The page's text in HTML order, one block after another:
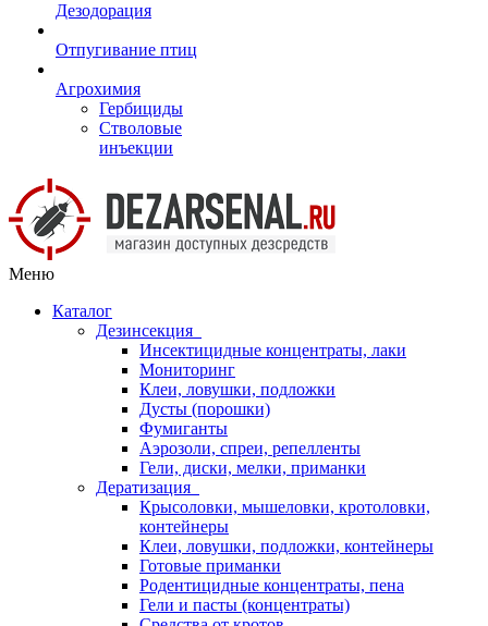
Дезодорация
Отпугивание птиц
Агрохимия
Гербициды
Стволовые
инъекции
Меню
Каталог
Дезинсекция
Инсектицидные концентраты, лаки
Мониторинг
Клеи, ловушки, подложки
Дусты (порошки)
Фумиганты
Аэрозоли, спреи, репелленты
Гели, диски, мелки, приманки
Дератизация
Крысоловки, мышеловки, кротоловки,
контейнеры
Клеи, ловушки, подложки, контейнеры
Готовые приманки
Родентицидные концентраты, пена
Гели и пасты (концентраты)